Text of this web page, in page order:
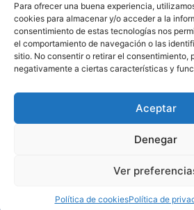
Para ofrecer una buena experiencia,
cookies para almacenar y/o acceder a la
consentimiento de estas tecnologías nos
el comportamiento de navegación o las
sitio. No consentir o retirar el consentimiento,
negativamente a ciertas características y
Aceptar
Denegar
Ver
Política de cookiesPolítica de
Copyright © 2025 – COAPI Murcia